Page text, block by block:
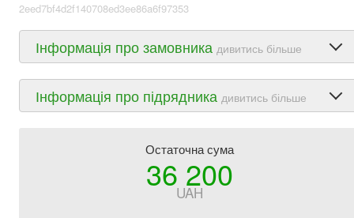
2eed7bf4d2f140708ed3ee86a6f97353
Інформація про замовника дивитись більше
Інформація про підрядника дивитись більше
Остаточна сума
36 200
UAH